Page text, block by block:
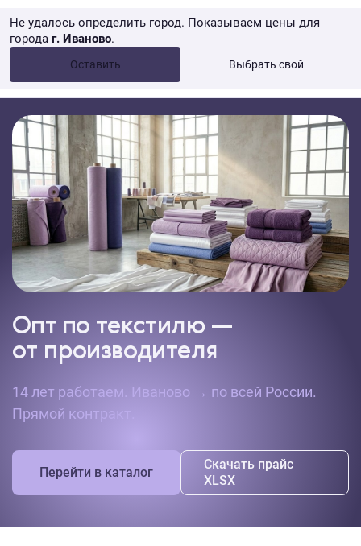
Не удалось определить город. Показываем цены для
города г. Иваново.
Оставить Выбрать свой
от 10 000 ₽ Розница → WB
Опт по текстилю —
от производителя
14 лет работаем. Иваново → по всей России.
Прямой контракт.
Перейти в каталог
Скачать прайс
XLSX